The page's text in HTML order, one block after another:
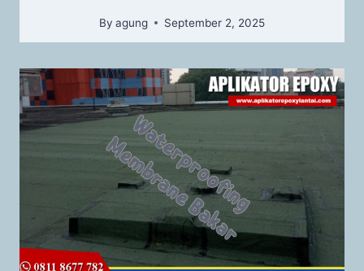
By agung September 2, 2025